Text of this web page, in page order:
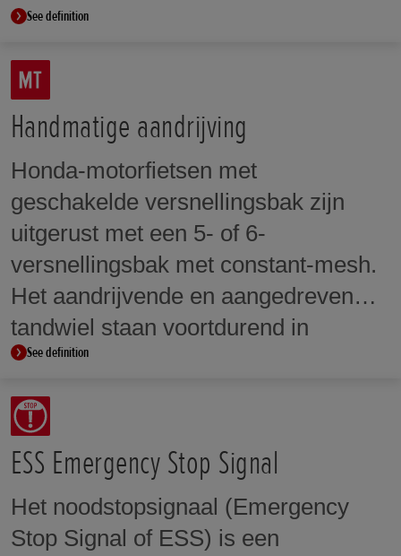
See definition
Handmatige aandrijving
Honda-motorfietsen met
geschakelde versnellingsbak zijn
uitgerust met een 5- of 6-
versnellingsbak met constant-mesh.
Het aandrijvende en aangedreven
tandwiel staan voortdurend in
contact, maar draaien vrij op een
tandwielas totdat ze worden
vergrendeld via een schuifkoppeling
met tanden. Dat garandeert soepel
en sequentieel schakelen.
See definition
ESS Emergency Stop Signal
Het noodstopsignaal (Emergency
Stop Signal of ESS) is een